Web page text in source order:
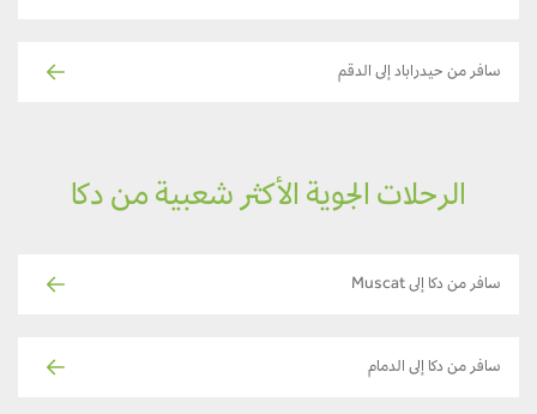
سافر من حيدراباد إلى الدقم
الرحلات الجوية الأكثر شعبية من دكا
سافر من دكا إلى Muscat
سافر من دكا إلى الدمام